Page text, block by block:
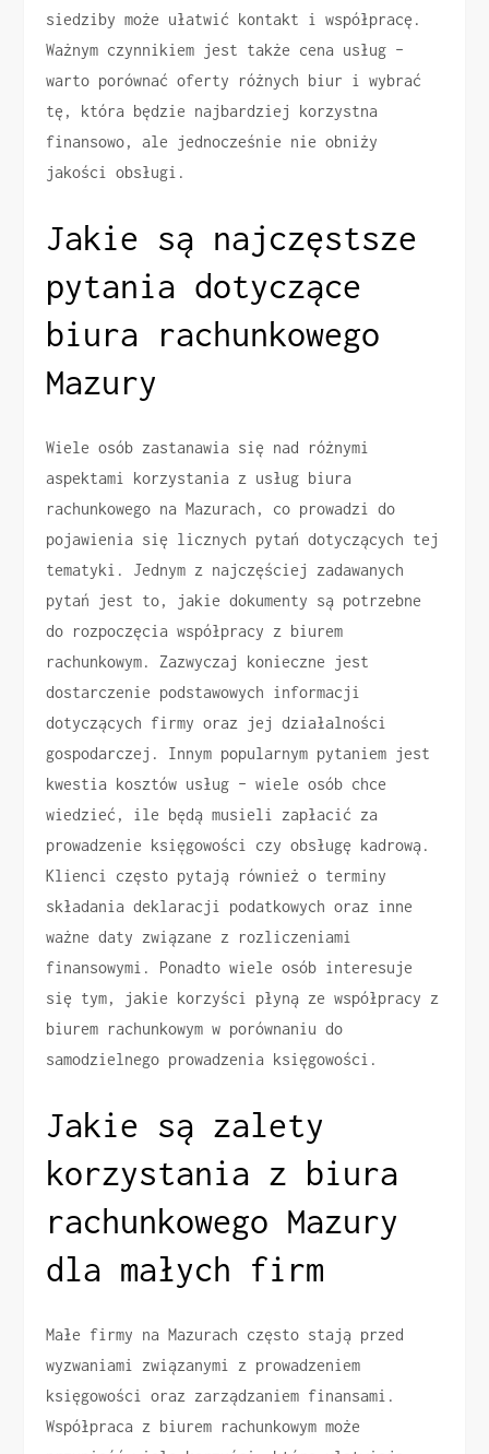
siedziby może ułatwić kontakt i współpracę.
Ważnym czynnikiem jest także cena usług –
warto porównać oferty różnych biur i wybrać
tę, która będzie najbardziej korzystna
finansowo, ale jednocześnie nie obniży
jakości obsługi.
Jakie są najczęstsze
pytania dotyczące
biura rachunkowego
Mazury
Wiele osób zastanawia się nad różnymi
aspektami korzystania z usług biura
rachunkowego na Mazurach, co prowadzi do
pojawienia się licznych pytań dotyczących tej
tematyki. Jednym z najczęściej zadawanych
pytań jest to, jakie dokumenty są potrzebne
do rozpoczęcia współpracy z biurem
rachunkowym. Zazwyczaj konieczne jest
dostarczenie podstawowych informacji
dotyczących firmy oraz jej działalności
gospodarczej. Innym popularnym pytaniem jest
kwestia kosztów usług – wiele osób chce
wiedzieć, ile będą musieli zapłacić za
prowadzenie księgowości czy obsługę kadrową.
Klienci często pytają również o terminy
składania deklaracji podatkowych oraz inne
ważne daty związane z rozliczeniami
finansowymi. Ponadto wiele osób interesuje
się tym, jakie korzyści płyną ze współpracy z
biurem rachunkowym w porównaniu do
samodzielnego prowadzenia księgowości.
Jakie są zalety
korzystania z biura
rachunkowego Mazury
dla małych firm
Małe firmy na Mazurach często stają przed
wyzwaniami związanymi z prowadzeniem
księgowości oraz zarządzaniem finansami.
Współpraca z biurem rachunkowym może